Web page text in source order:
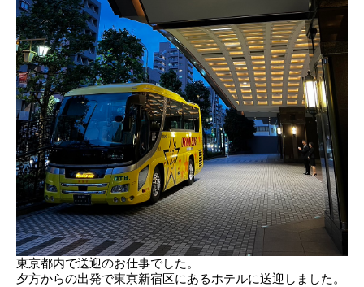
東京都内で送迎のお仕事でした。
夕方からの出発で東京新宿区にあるホテルに送迎しました。